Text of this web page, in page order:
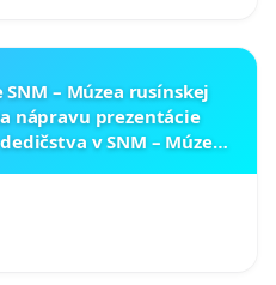
SNM – Múzea rusínskej
nápravu prezentácie
v SNM – Múzeu